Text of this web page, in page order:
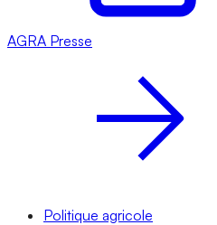
AGRA Presse
Politique agricole